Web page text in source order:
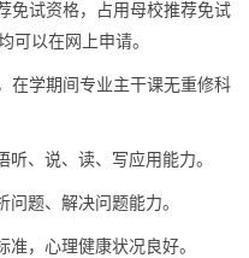
免试资格，占用母校推荐免试
可以在网上申请。
在学期间专业主干课无重修科
、说、读、写应用能力。
题、解决问题能力。
，心理健康状况良好。